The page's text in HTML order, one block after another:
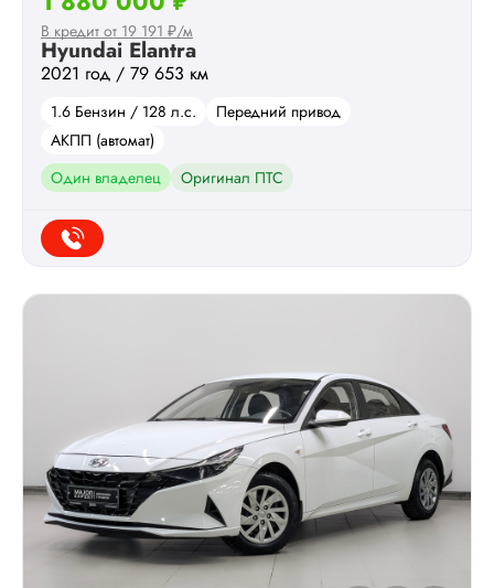
Hyundai Elantra
2021 год / 79 653 км
1.6 Бензин / 128 л.с.
Передний привод
АКПП (автомат)
Один владелец
Оригинал ПТС
В кредит от 19 191 ₽/м